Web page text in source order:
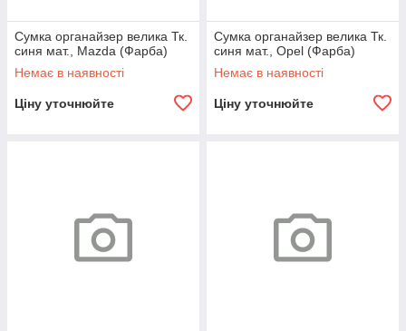
Сумка органайзер велика Тк.
синя мат., Mazda (Фарба)
Немає в наявності
Ціну уточнюйте
Сумка органайзер велика Тк.
синя мат., Opel (Фарба)
Немає в наявності
Ціну уточнюйте